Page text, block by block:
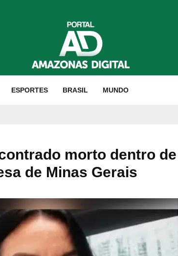
ESPORTES BRASIL MUNDO
morto dentro de
de Minas Gerais